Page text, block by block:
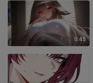
0:45